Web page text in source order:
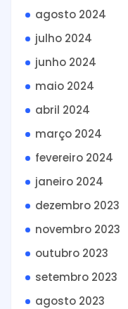
agosto 2024
julho 2024
junho 2024
maio 2024
abril 2024
março 2024
fevereiro 2024
janeiro 2024
dezembro 2023
novembro 2023
outubro 2023
setembro 2023
agosto 2023